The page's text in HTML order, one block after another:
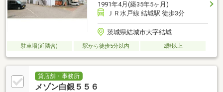
1991年4月(築35年5ヶ月)
ＪＲ水戸線 結城駅 徒歩3分
茨城県結城市大字結城
駐車場(近隣含) 駅から徒歩5分以内 2階以上
貸店舗・事務所
メゾン白銀５５６